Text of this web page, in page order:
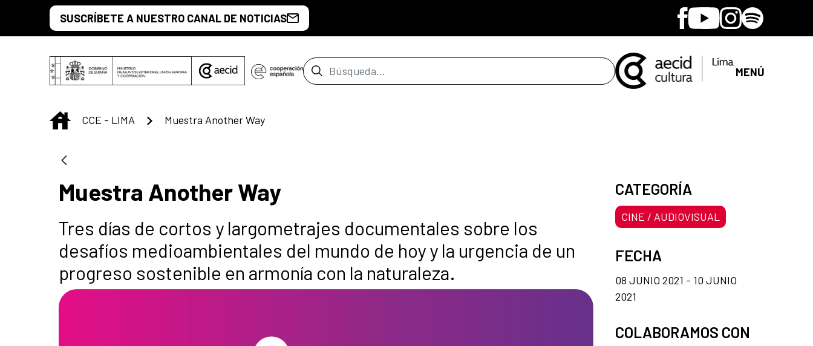
Saltar al contenido principal
SUSCRÍBETE A NUESTRO CANAL DE NOTICIAS Facebook
YoutubeInstagram
Spotify
Barra de búsqueda MENÚ
INICIO
CCE - LIMA Muestra Another Way
Muestra Another Way
Tres días de cortos y largometrajes documentales sobre los
desafíos medioambientales del mundo de hoy y la urgencia de un
progreso sostenible en armonía con la naturaleza.
CATEGORÍA
CINE / AUDIOVISUAL
FECHA
08 JUNIO 2021 - 10 JUNIO
2021
COLABORAMOS CON